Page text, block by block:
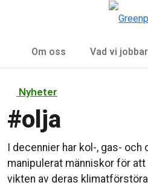
Om oss Vad vi
Nyheter
#olja
I decennier har kol-, gas-
manipulerat människor för
vikten av deras